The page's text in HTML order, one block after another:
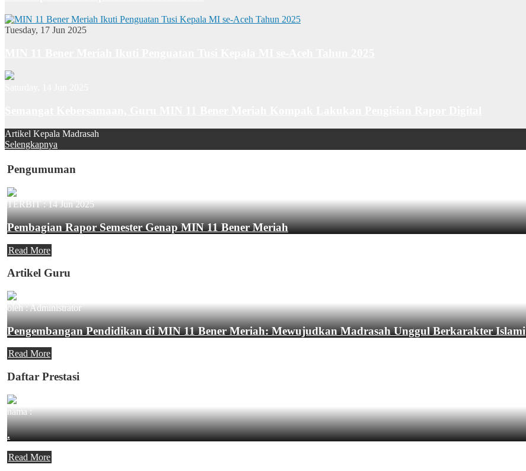
Tuesday, 17 Jun 2025
Artikel Kepala Madrasah
Selengkapnya
Pengumuman
TERBIT :14 Jun 2025
Pembagian Rapor Semester Genap MIN 11 Bener Meriah
Read More
Artikel Guru
oleh : Administrator
Pengembangan Pendidikan di MIN 11 Bener Meriah: Mewujudkan Madrasah Unggul Berkarakter Islami
Read More
Daftar Prestasi
nama :
.
Read More